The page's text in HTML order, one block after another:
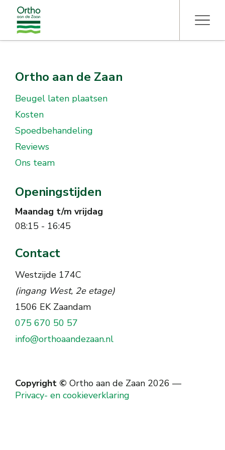
Ortho aan de Zaan
Beugel laten plaatsen
Kosten
Spoedbehandeling
Reviews
Ons team
Openingstijden
Maandag t/m vrijdag
08:15 - 16:45
Contact
Westzijde 174C
(ingang West, 2e etage)
1506 EK Zaandam
075 670 50 57
info@orthoaandezaan.nl
Copyright © Ortho aan de Zaan 2026 —
Privacy- en cookieverklaring